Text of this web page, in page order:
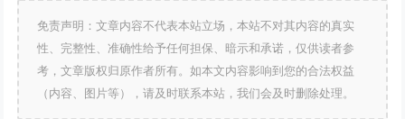
免责声明：文章内容不代表本站立场，本站不对其内容的真实
性、完整性、准确性给予任何担保、暗示和承诺，仅供读者参
考，文章版权归原作者所有。如本文内容影响到您的合法权益
（内容、图片等），请及时联系本站，我们会及时删除处理。